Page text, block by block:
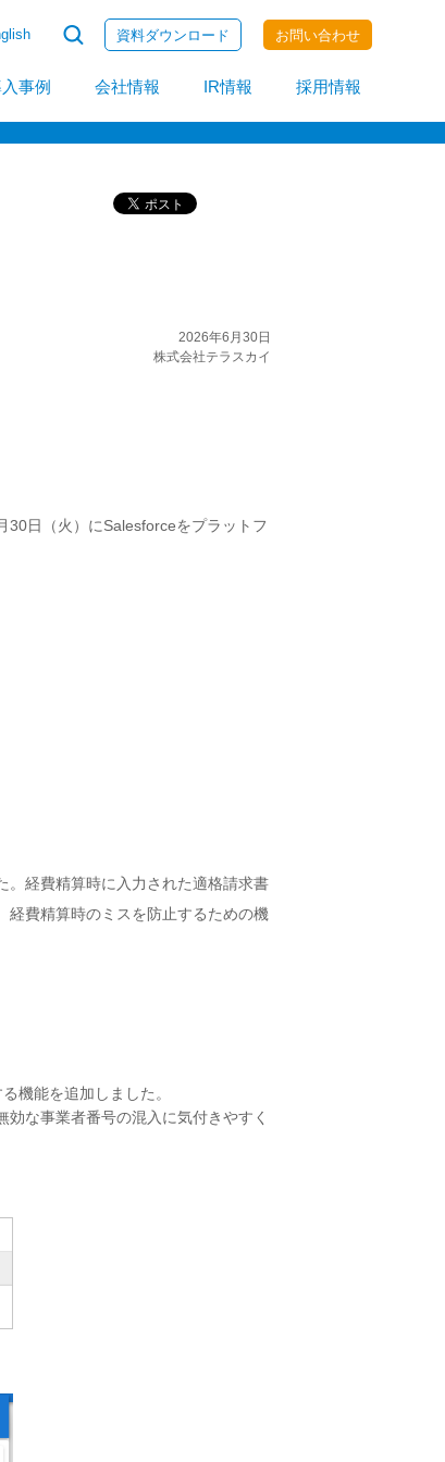
資料ダウンロード お問い合わせ
事例 会社情報 IR情報 採用情報
invoiceAgent
2026年6月30日
株式会社テラスカイ
日（火）にSalesforceをプラットフ
。経費精算時に入力された適格請求書
経費精算時のミスを防止するための機
機能を追加しました。
な事業者番号の混入に気付きやすく